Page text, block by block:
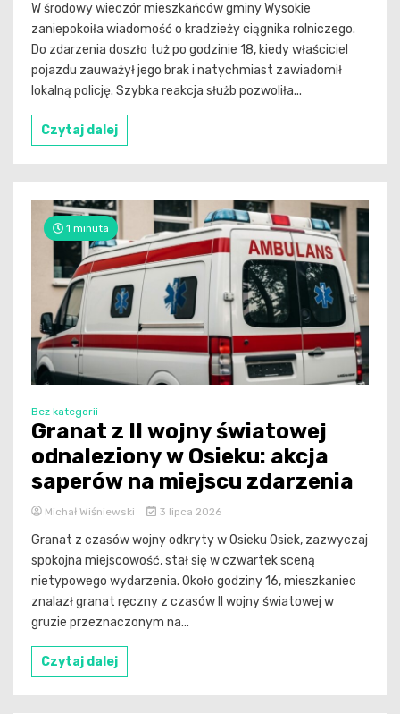
W środowy wieczór mieszkańców gminy Wysokie
zaniepokoiła wiadomość o kradzieży ciągnika rolniczego.
Do zdarzenia doszło tuż po godzinie 18, kiedy właściciel
pojazdu zauważył jego brak i natychmiast zawiadomił
lokalną policję. Szybka reakcja służb pozwoliła...
Czytaj dalej
1 minuta
Bez kategorii
Granat z II wojny światowej
odnaleziony w Osieku: akcja
saperów na miejscu zdarzenia
Michał Wiśniewski 3 lipca 2026
Granat z czasów wojny odkryty w Osieku Osiek, zazwyczaj
spokojna miejscowość, stał się w czwartek sceną
nietypowego wydarzenia. Około godziny 16, mieszkaniec
znalazł granat ręczny z czasów II wojny światowej w
gruzie przeznaczonym na...
Czytaj dalej